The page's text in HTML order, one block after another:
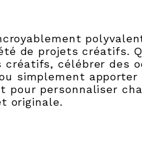
de projets créatifs.
célébrer des
simplement apporter
pour personnaliser
originale.